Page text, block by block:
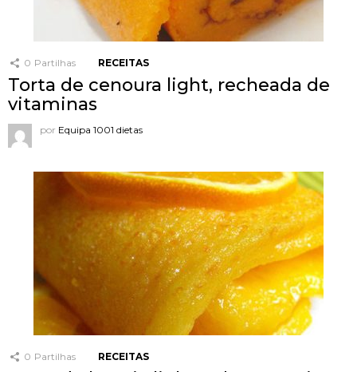
0 Partilhas RECEITAS
Torta de cenoura light, recheada de
vitaminas
por Equipa 1001 dietas
0 Partilhas RECEITAS